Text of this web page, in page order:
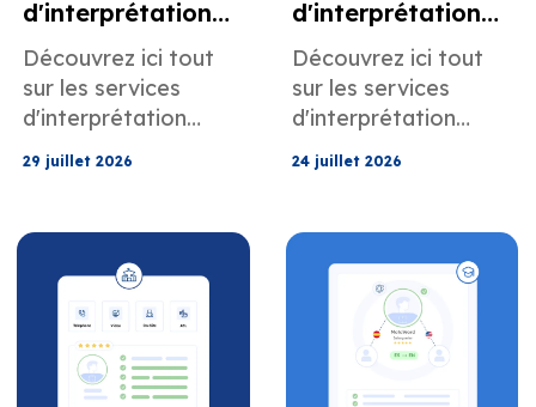
d'interprétation
en assurance pour
les réclamations
et le soutien à la
clientèle
Découvrez ici tout
sur les services
d'interprétation
MotaWord pour les
l'assistance clientèle.
29 juillet 2026
d'interprétation
gouvernementaux
pour les
organismes
publics et les
programmes
Découvrez ici tout
sur les services
d'interprétation
de MotaWord
organismes publics
et aux programmes
communautaires.
24 juillet 2026